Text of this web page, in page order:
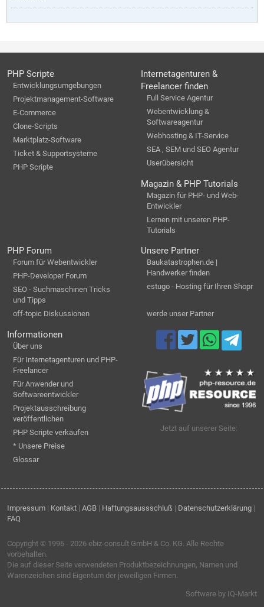
PHP Scripte
Entwicklungsumgebungen
Projektmanagement-Software
E-Commerce
Clone-Scripts
Marktplatz-Software
Ticket & Supportsysteme
PHP Scripte
Internetagenturen &
Freelancer finden
Full Service Agentur
Webentwicklung &
Softwareagentur
Webhosting & IT-Service
SEA , SEM und SEO Agentur
Userübersicht
Magazin & PHP Tutorials
Magazin für PHP- und Web-
Entwickler
Lernen mit unseren PHP-
Tutorials
PHP Forum
Forum für Webentwickler
PHP-Developer Forum
SEO - Suchmaschinen Tricks
und Tipps
off-topic Diskussionen
Unsere Partner
Baukatastrophen.de |
Handwerker finden
estugo - Hosting für Ihren Shopr
werde unser Partner
Informationen
Über uns
Für Internetagenturen und PHP-
Freelancer
Für Anwender und
Softwareentwickler
Projektausschreibung
veröffentlichen
PHP Scripte verkaufen
* Unsere Preise
Glossar
Jetzt auf unserer Seite:
Impressum | Kontakt | AGB | Haftungsaussschluß | Datenschutzerklärung |
FAQ
Copyright © 1996 - 2026 ebiz-consult GmbH & Co. KG. Alle Rechte
vorbehalten.
Die auf dieser Seite verwendeten Produktbezeichnungen, Namen und
Warenzeichen sind Eigentum der jeweiligen Firmen.
Software by IQ-Markt